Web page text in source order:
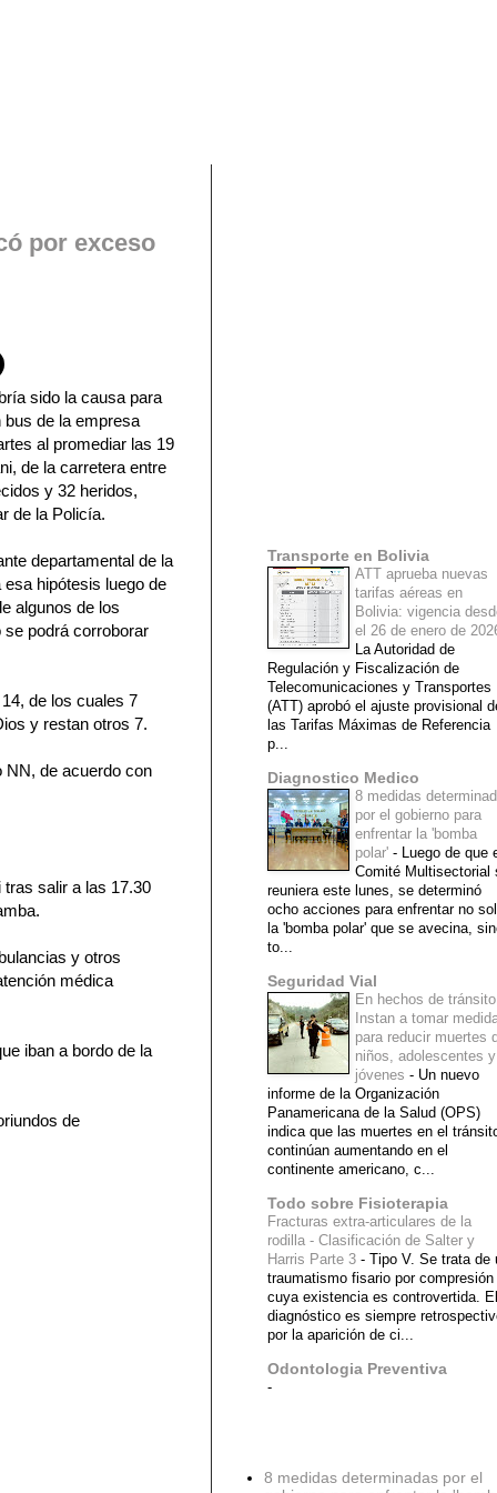
por exceso
sido la causa para
bus de la empresa
al promediar las 19
de la carretera entre
y 32 heridos,
de la Policía.
departamental de la
hipótesis luego de
algunos de los
podrá corroborar
de los cuales 7
y restan otros 7.
NN, de acuerdo con
salir a las 17.30
y otros
médica
iban a bordo de la
de
Transporte en Bolivia
ATT aprueba nuevas
tarifas aéreas en
Bolivia: vigencia
el 26 de enero de
La Autoridad de
Regulación y Fiscalización de
Telecomunicaciones y Transportes
(ATT) aprobó el ajuste provisional
las Tarifas Máximas de Referencia
p...
Diagnostico Medico
8 medidas
por el gobierno para
enfrentar la 'bomba
polar' - Luego de que
Comité Multisectorial
reuniera este lunes, se determinó
ocho acciones para enfrentar no
la 'bomba polar' que se avecina,
to...
Seguridad Vial
En hechos de tránsito
Instan a tomar
para reducir muertes
niños, adolescentes y
jóvenes - Un nuevo
informe de la Organización
Panamericana de la Salud (OPS)
indica que las muertes en el
continúan aumentando en el
continente americano, c...
Todo sobre Fisioterapia
Fracturas extra-articulares de la
rodilla - Clasificación de Salter y
Harris Parte 3 - Tipo V. Se trata de
traumatismo fisario por compresión
cuya existencia es controvertida. El
diagnóstico es siempre
por la aparición de ci...
Odontologia Preventiva
-
8 medidas determinadas por el